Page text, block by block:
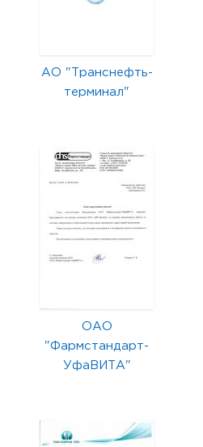
АО "Транснефть-
терминал"
ОАО
"Фармстандарт-
УфаВИТА"